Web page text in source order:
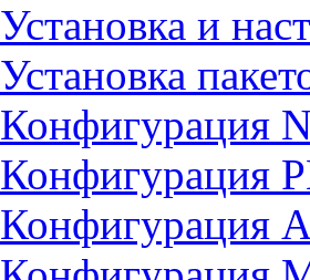
Установка и
Установка
Конфигурация
Конфигурация
Конфигурация